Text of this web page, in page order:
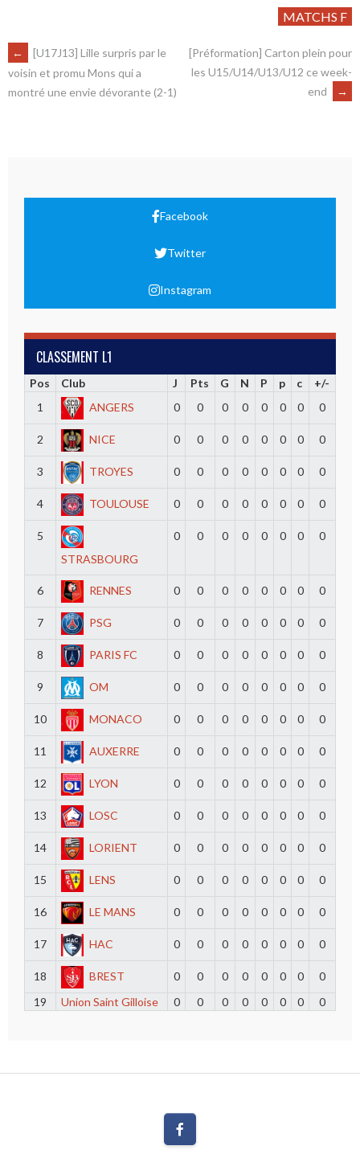
MATCHS F
←
[U17J13] Lille surpris par le
voisin et promu Mons qui a
montré une envie dévorante (2-1)
[Préformation] Carton plein pour
les U15/U14/U13/U12 ce week-
end
→
Facebook
Twitter
Instagram
CLASSEMENT L1
Pos Club J Pts G N P p c
+/-
1
ANGERS 0 0 0 0 0 0 0 0
2 NICE 0 0 0 0 0 0 0 0
3 TROYES 0 0 0 0 0 0 0 0
4 TOULOUSE 0 0 0 0 0 0 0 0
5
STRASBOURG
0 0 0 0 0 0 0 0
6 RENNES 0 0 0 0 0 0 0 0
7 PSG 0 0 0 0 0 0 0 0
8 PARIS FC 0 0 0 0 0 0 0 0
9 OM 0 0 0 0 0 0 0 0
10 MONACO 0 0 0 0 0 0 0 0
11 AUXERRE 0 0 0 0 0 0 0 0
12 LYON 0 0 0 0 0 0 0 0
13 LOSC 0 0 0 0 0 0 0 0
14 LORIENT 0 0 0 0 0 0 0 0
15 LENS 0 0 0 0 0 0 0 0
16 LE MANS 0 0 0 0 0 0 0 0
17 HAC 0 0 0 0 0 0 0 0
18 BREST 0 0 0 0 0 0 0
0
19
Union Saint Gilloise 0 0 0 0 0 0 0 0